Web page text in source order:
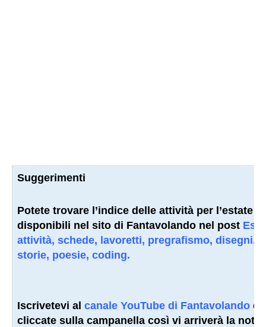
Suggerimenti
Potete trovare l’indice delle attività per l’estate
disponibili nel sito di Fantavolando nel post
attività, schede, lavoretti, pregrafismo, disegni,
storie, poesie, coding.
Iscrivetevi al canale YouTube di Fantavolando e
cliccate sulla campanella così vi arriverà la